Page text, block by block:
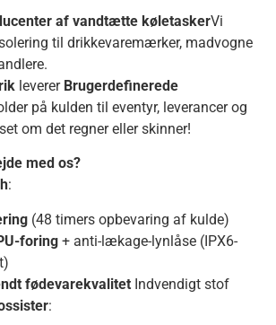
af vandtætte køletaskerVi
til drikkevaremærker, madvogne
leverer Brugerdefinerede
på kulden til eventyr, leverancer og
om det regner eller skinner!
med os?
:
(48 timers opbevaring af kulde)
foring + anti-lækage-lynlåse (IPX6-
fødevarekvalitet Indvendigt stof
: